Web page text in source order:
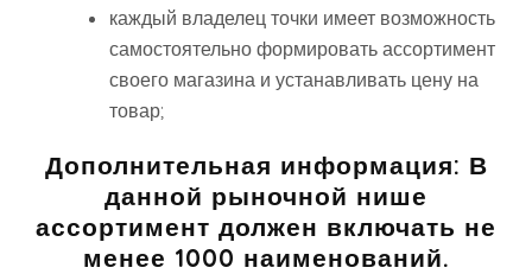
каждый владелец точки имеет возможность
самостоятельно формировать ассортимент
своего магазина и устанавливать цену на
товар;
Дополнительная информация: В
данной рыночной нише
ассортимент должен включать не
менее 1000 наименований.